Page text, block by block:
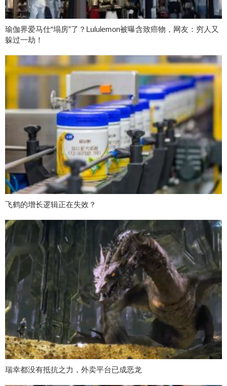
瑜伽界爱马仕“塌房”了？Lululemon被曝含致癌物，网友：穷人又
躲过一劫！
飞鹤的增长逻辑正在失效？
瑞幸都没有抵抗之力，外卖平台已成恶龙